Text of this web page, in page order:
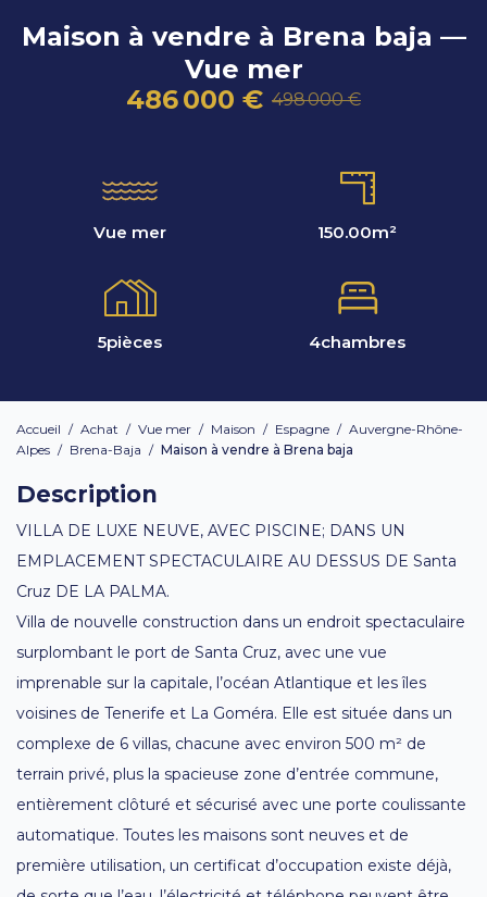
Maison à vendre à Brena baja —
Vue mer
486 000 € 498 000 €
Vue mer 150.00m²
5pièces 4chambres
Accueil / Achat / Vue mer / Maison / Espagne / Auvergne-Rhône-
Alpes / Brena-Baja / Maison à vendre à Brena baja
Description
VILLA DE LUXE NEUVE, AVEC PISCINE; DANS UN
EMPLACEMENT SPECTACULAIRE AU DESSUS DE Santa
Cruz DE LA PALMA.
Villa de nouvelle construction dans un endroit spectaculaire
surplombant le port de Santa Cruz, avec une vue
imprenable sur la capitale, l’océan Atlantique et les îles
voisines de Tenerife et La Goméra. Elle est située dans un
complexe de 6 villas, chacune avec environ 500 m² de
terrain privé, plus la spacieuse zone d’entrée commune,
entièrement clôturé et sécurisé avec une porte coulissante
automatique. Toutes les maisons sont neuves et de
première utilisation, un certificat d’occupation existe déjà,